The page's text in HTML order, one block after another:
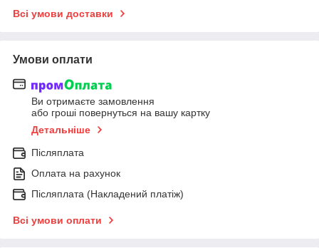
Всі умови доставки
Умови оплати
Ви отримаєте замовлення
або гроші повернуться на вашу картку
Детальніше
Післяплата
Оплата на рахунок
Післяплата (Накладений платіж)
Всі умови оплати